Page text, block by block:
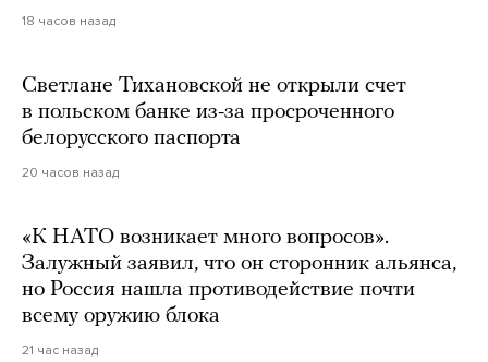
18 часов назад
Светлане Тихановской не открыли счет
в польском банке из-за просроченного
белорусского паспорта
20 часов назад
«К НАТО возникает много вопросов».
Залужный заявил, что он сторонник альянса,
но Россия нашла противодействие почти
всему оружию блока
21 час назад